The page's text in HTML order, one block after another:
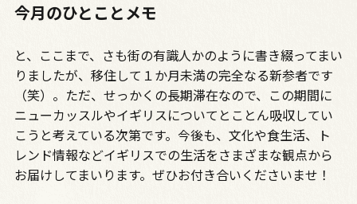
今月のひとことメモ
と、ここまで、さも街の有識人かのように書き綴ってまい
りましたが、移住して１か月未満の完全なる新参者です
（笑）。ただ、せっかくの長期滞在なので、この期間に
ニューカッスルやイギリスについてとことん吸収してい
こうと考えている次第です。今後も、文化や食生活、ト
レンド情報などイギリスでの生活をさまざまな観点から
お届けしてまいります。ぜひお付き合いくださいませ！